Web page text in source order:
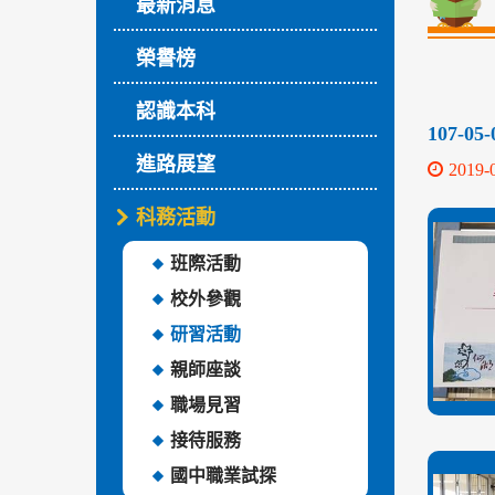
最新消息
榮譽榜
認識本科
進路展望
科務活動
班際活動
校外參觀
研習活動
親師座談
職場見習
接待服務
國中職業試探
107-
2019-